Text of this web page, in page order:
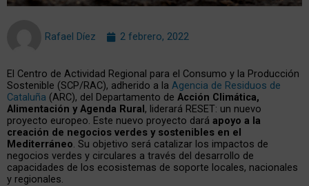
Rafael Díez 2 febrero, 2022
El Centro de Actividad Regional para el Consumo y la Producción
Sostenible (SCP/RAC), adherido a la Agencia de Residuos de
Cataluña (ARC), del Departamento de Acción Climática,
Alimentación y Agenda Rural, liderará RESET: un nuevo
proyecto europeo. Este nuevo proyecto dará apoyo a la
creación de negocios verdes y sostenibles en el
Mediterráneo. Su objetivo será catalizar los impactos de
negocios verdes y circulares a través del desarrollo de
capacidades de los ecosistemas de soporte locales, nacionales
y regionales.